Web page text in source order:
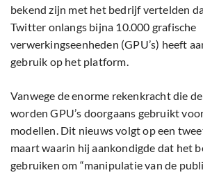
bekend zijn met het bedrijf vertelden
Twitter onlangs bijna 10.000 grafische
verwerkingseenheden (GPU’s) heeft
gebruik op het platform.
Vanwege de enorme rekenkracht die
worden GPU’s doorgaans gebruikt
modellen. Dit nieuws volgt op een
maart waarin hij aankondigde dat het
gebruiken om “manipulatie van de